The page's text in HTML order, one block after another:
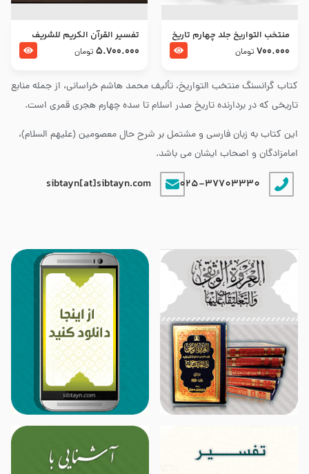
کتاب گرانسنگ منتخب التواريخ، تألیف محمد هاشم خراسانی، از جمله منابع
تاریخی که در بردارنده تاریخ صدر اسلام تا سده چهارم هجری قمری است.
این کتاب به زبان فارسی و مشتمل بر شرح حال معصومین (علیهم السلام)،
امامزادگان و اصحاب ایشان می باشد.
025-37703330
sibtayn[at]sibtayn.com
منتخب التواریخ جلد چهارم تاریخ
امام زین العابدین و امام محمد
700.000 تومان
تفسير القرآن الكريم للشريف
المرتضي قدس سرّه
5.700.000 تومان